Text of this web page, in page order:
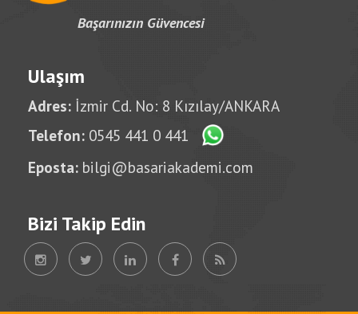
Başarınızın Güvencesi
Ulaşım
Adres: İzmir Cd. No: 8 Kızılay/ANKARA
Telefon: 0545 441 0 441
Eposta: bilgi@basariakademi.com
Bizi Takip Edin